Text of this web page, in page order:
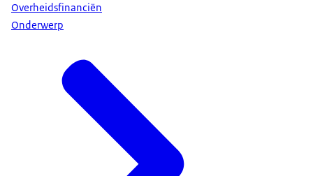
Overheidsfinanciën
Onderwerp